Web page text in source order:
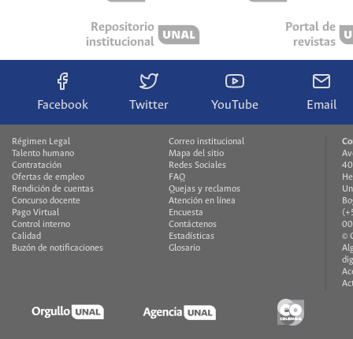
Repositorio
institucional
Portal de
revistas
Facebook Twitter YouTube Email
Régimen Legal
Talento humano
Contratación
Ofertas de empleo
Rendición de cuentas
Concurso docente
Pago Virtual
Control interno
Calidad
Buzón de notificaciones
Correo institucional
Mapa del sitio
Redes Sociales
FAQ
Quejas y reclamos
Atención en línea
Encuesta
Contáctenos
Estadísticas
Glosario
©